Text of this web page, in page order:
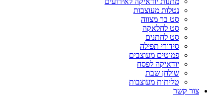
נטלות מעוצבות
סט בר מצווה
סט לחלאקה
סט לחתנים
סידורי תפילה
פמוטים מעוצבים
יודאיקה לפסח
שולחן שבת
טליתות מעוצבות
צור קשר